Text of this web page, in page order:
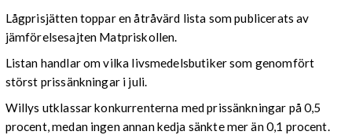
Lågprisjätten toppar en åtråvärd lista som publicerats av
jämförelsesajten Matpriskollen.
Listan handlar om vilka livsmedelsbutiker som genomfört
störst prissänkningar i juli.
Willys utklassar konkurrenterna med prissänkningar på 0,5
procent, medan ingen annan kedja sänkte mer än 0,1 procent.